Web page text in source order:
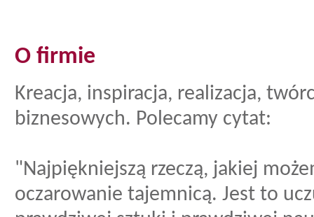
O firmie
Kreacja, inspiracja, realizacja,
biznesowych. Polecamy cytat:
"Najpiękniejszą rzeczą, jakiej
oczarowanie tajemnicą. Jest to